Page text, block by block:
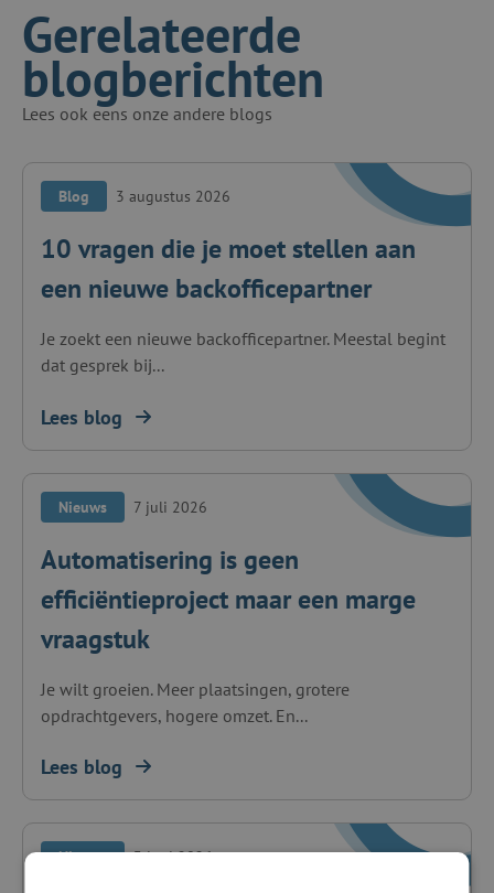
Gerelateerde
blogberichten
Lees ook eens onze andere blogs
Blog 3 augustus 2026
10 vragen die je moet stellen aan
een nieuwe backofficepartner
Je zoekt een nieuwe backofficepartner. Meestal begint
dat gesprek bij...
Lees blog
Nieuws 7 juli 2026
Automatisering is geen
efficiëntieproject maar een marge
vraagstuk
Je wilt groeien. Meer plaatsingen, grotere
opdrachtgevers, hogere omzet. En...
Lees blog
Nieuws 3 juni 2026